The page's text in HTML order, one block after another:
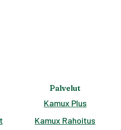
Palvelut
Kamux Plus
Kamux Rahoitus